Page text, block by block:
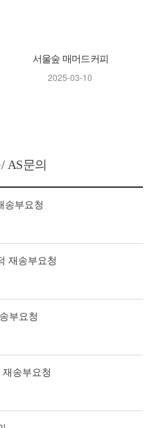
서울숲 매머드커피
2025-03-10
AS문의
송부요청
재송부요청
부요청
송부요청